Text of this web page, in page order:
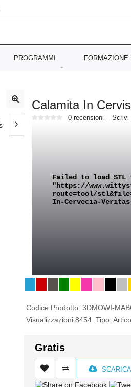
PROGRAMMI FORMAZIONE
Calamita In
0 recensioni Scrivi
Codice Prodotto: 3DMOWI-
Visualizzazioni:8454 Tipo:
Gratis
SCARICA
Failed to load
"https://
route=tool/
In-Cervecia-